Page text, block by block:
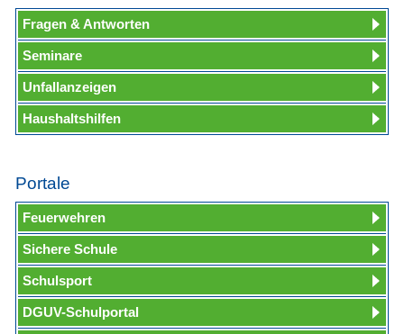
Fragen & Antworten
Seminare
Unfallanzeigen
Haushaltshilfen
Portale
Feuerwehren
Sichere Schule
Schulsport
DGUV-Schulportal